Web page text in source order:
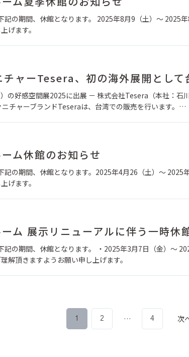
記の期間、休館となります。 2025年8月9（土）～ 2025
げます。
チャーTesera、初の海外展開として
の好感空間展2025に出展 － 株式会社Tesera（本社：石
チャーブランドTeseraは、台湾での販売を行います。…
ム休館のお知らせ
記の期間、休館となります。2025年4月26（土）～ 2025
げます。
ム 展示リニューアルに伴う一時休
記の期間、休館となります。 ・2025年3月7日（金）～
解頂きますようお願い申し上げます。
1 2 … 4 次